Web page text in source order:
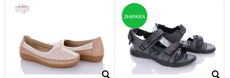
ЗНИЖКА